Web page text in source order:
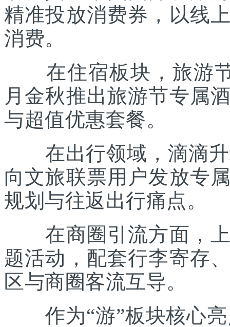
精准投放消费券，以线
消费。
在住宿板块，旅游节
月金秋推出旅游节专属
与超值优惠套餐。
在出行领域，滴滴升
向文旅联票用户发放专
规划与往返出行痛点。
在商圈引流方面，上
题活动，配套行李寄存
区与商圈客流互导。
作为“游”板块核心亮